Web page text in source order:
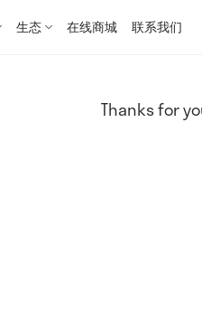
生态 在线商城 联系我们
Thanks for